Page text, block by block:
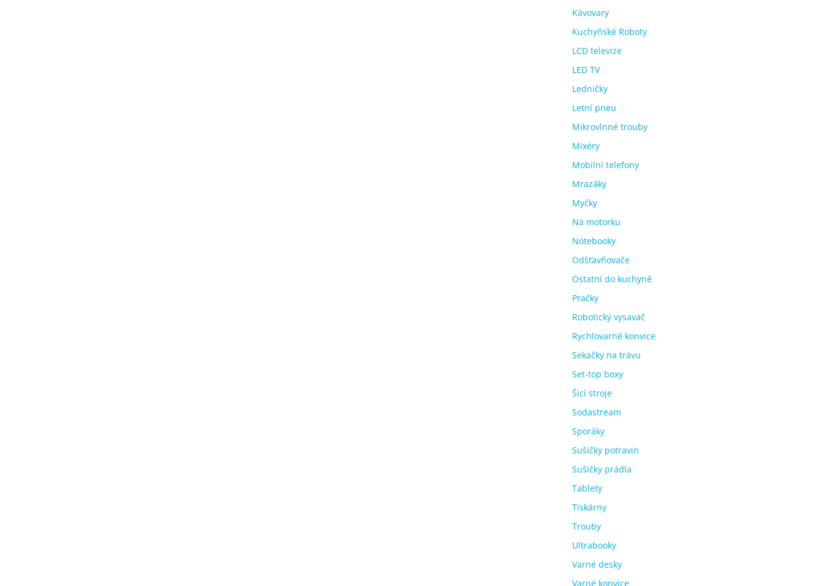
Kávovary
Kuchyňské Roboty
LCD televize
LED TV
Ledničky
Letní pneu
Mikrovlnné trouby
Mixéry
Mobilní telefony
Mrazáky
Myčky
Na motorku
Notebooky
Odšťavňovače
Ostatní do kuchyně
Pračky
Robotický vysavač
Rychlovarné konvice
Sekačky na trávu
Set-top boxy
Šicí stroje
Sodastream
Sporáky
Sušičky potravin
Sušičky prádla
Tablety
Tiskárny
Trouby
Ultrabooky
Varné desky
Varné konvice